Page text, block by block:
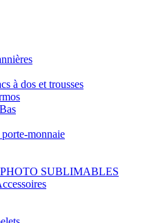
à dos et trousses
monnaie
SUBLIMABLES